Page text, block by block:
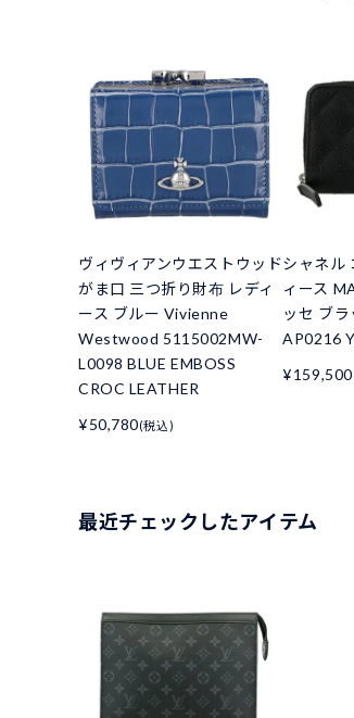
ヴィヴィアンウエストウッド
がま口 三つ折り財布 レディ
ース ブルー Vivienne
Westwood 5115002MW-
L0098 BLUE EMBOSS
CROC LEATHER
¥50,780(税込)
シャネル
ィース
ッセ ブ
AP0216
¥159,500
最近チェックしたアイテム